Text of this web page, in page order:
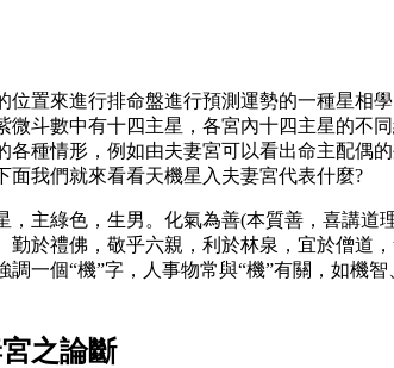
位置來進行排命盤進行預測運勢的一種星相
微斗數中有十四主星，各宮內十四主星的不
各種情形，例如由夫妻宮可以看出命主配偶
面我們就來看看天機星入夫妻宮代表什麼?
，主綠色，生男。化氣為善(本質善，喜講
勤於禮佛，敬乎六親，利於林泉，宜於僧道
調一個“機”字，人事物常與“機”有關，如機
之論斷